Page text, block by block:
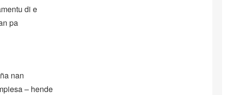
di e
pa
nan
– hende